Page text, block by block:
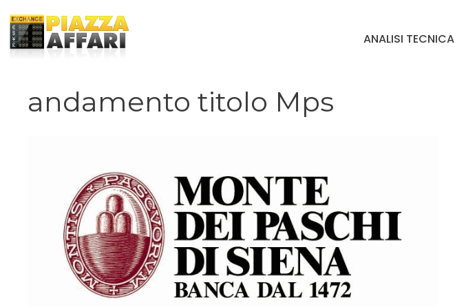
contenuto
ANALISI TECNICA
andamento titolo Mps